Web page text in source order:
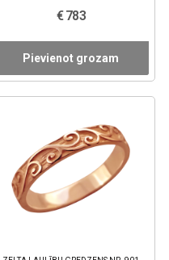
€ 783
Pievienot grozam